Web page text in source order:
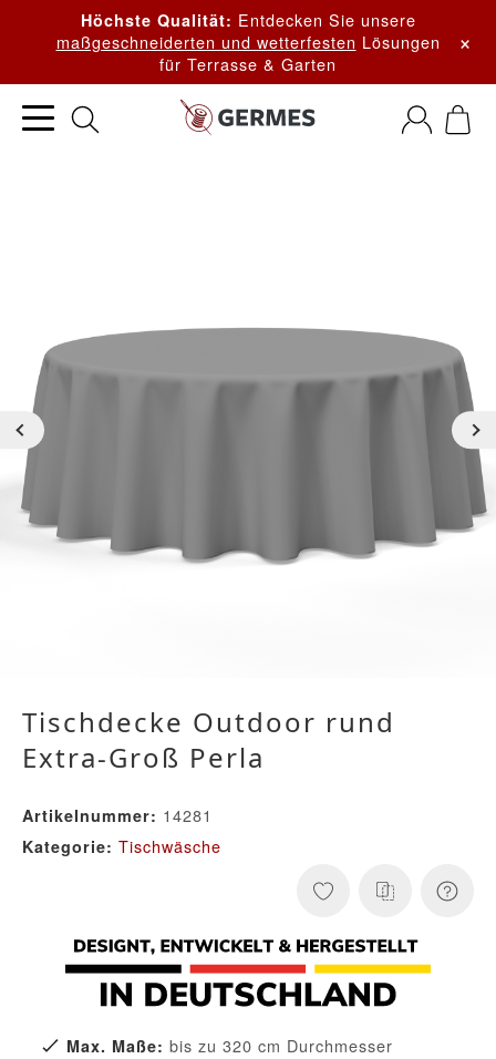
Höchste Qualität: Entdecken Sie unsere
maßgeschneiderten und wetterfesten Lösungen
für Terrasse & Garten
×
Tischdecke Outdoor rund
Extra-Groß Perla
Artikelnummer: 14281
Kategorie: Tischwäsche
Max. Maße: bis zu 320 cm Durchmesser